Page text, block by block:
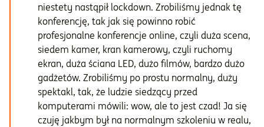
niestety nastąpił lockdown. Zrobiliśmy jednak tę
konferencję, tak jak się powinno robić
profesjonalne konferencje online, czyli duża scena,
siedem kamer, kran kamerowy, czyli ruchomy
ekran, duża ściana LED, dużo filmów, bardzo dużo
gadżetów. Zrobiliśmy po prostu normalny, duży
spektakl, tak, że ludzie siedzący przed
komputerami mówili: wow, ale to jest czad! Ja się
czuję jakbym był na normalnym szkoleniu w realu,